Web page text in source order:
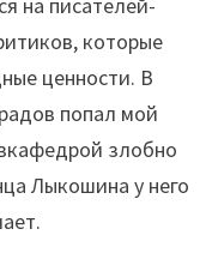
которые
ценности. В
попал мой
злобно
Лыкошина у него